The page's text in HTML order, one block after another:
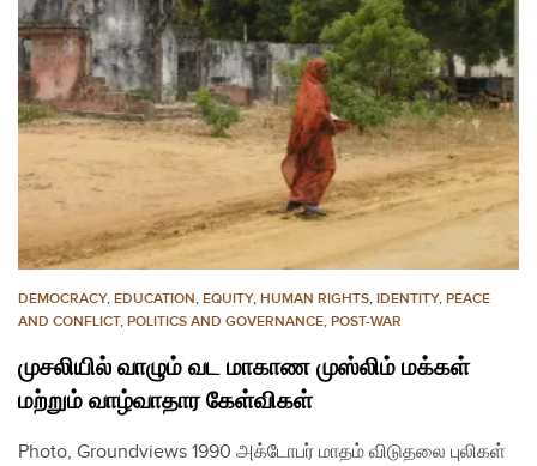
DEMOCRACY, EDUCATION, EQUITY, HUMAN RIGHTS, IDENTITY, PEACE
AND CONFLICT, POLITICS AND GOVERNANCE, POST-WAR
முசலியில் வாழும் வட மாகாண முஸ்லிம் மக்கள்
மற்றும் வாழ்வாதார கேள்விகள்
Photo, Groundviews 1990 அக்டோபர் மாதம் விடுதலை புலிகள்